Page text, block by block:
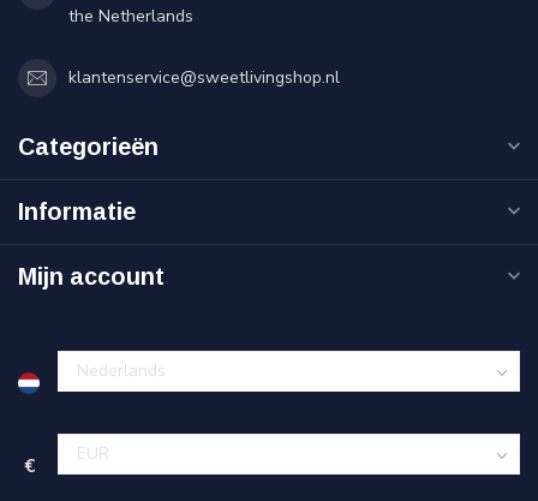
the Netherlands
klantenservice@sweetlivingshop.nl
Categorieën
Informatie
Mijn account
€